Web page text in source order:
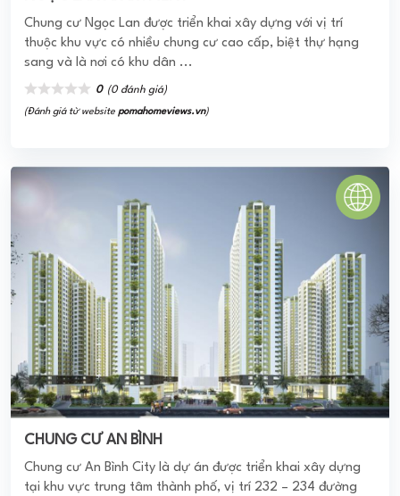
Chung cư Tecco Elite City
Tecco Elite City hứa hẹn sẽ khai sáng và nâng tầm một
phong cách sống mới đầy thời thượng nhờ hệ tiện ích chuẩn
Singapore lần đầu xuất hiện tại Thái ...
3.9 (70 đánh giá)
(Đánh giá từ ứng dụng PomaHome BMS